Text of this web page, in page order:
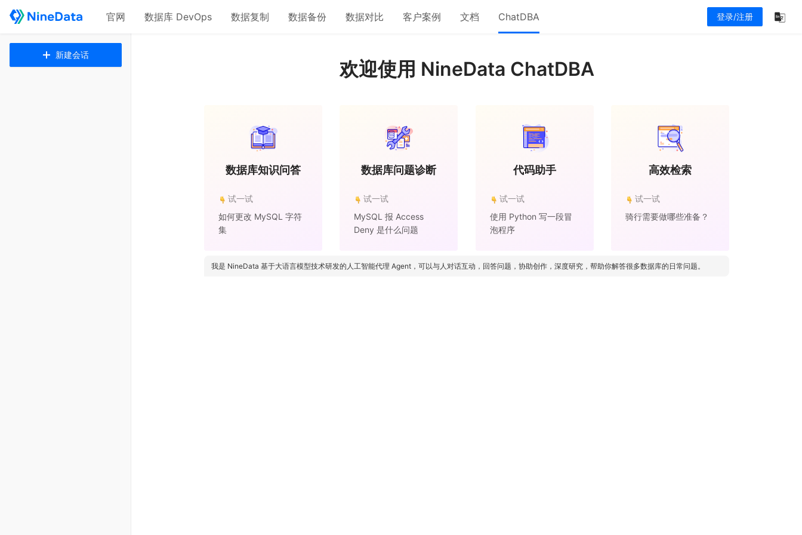
官网 数据库 DevOps 数据复制 数据备份 数据对比 客户案例 文档 ChatDBA 登录/注册
新建会话
欢迎使用 NineData ChatDBA
数据库知识问答
试一试
如何更改 MySQL 字符
集
数据库问题诊断
试一试
MySQL 报 Access
Deny 是什么问题
代码助手
试一试
使用 Python 写一段冒
泡程序
高效检索
试一试
骑行需要做哪些准备？
我是 NineData 基于大语言模型技术研发的人工智能代理 Agent，可以与人对话互动，回答问题，协助创作，深度研究，帮助你解答很多数据库的日常问题。